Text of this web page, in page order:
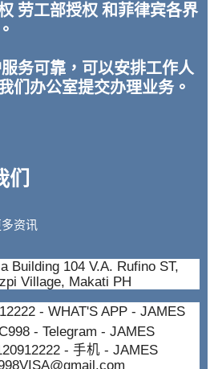
劳工部授权 和菲律宾各界
务可靠，可以安排工作人
们办公室提交办理业务。
们
资讯
Building 104 V.A. Rufino ST,
Village, Makati PH
- WHAT'S APP - JAMES
- Telegram - JAMES
- 手机 - JAMES